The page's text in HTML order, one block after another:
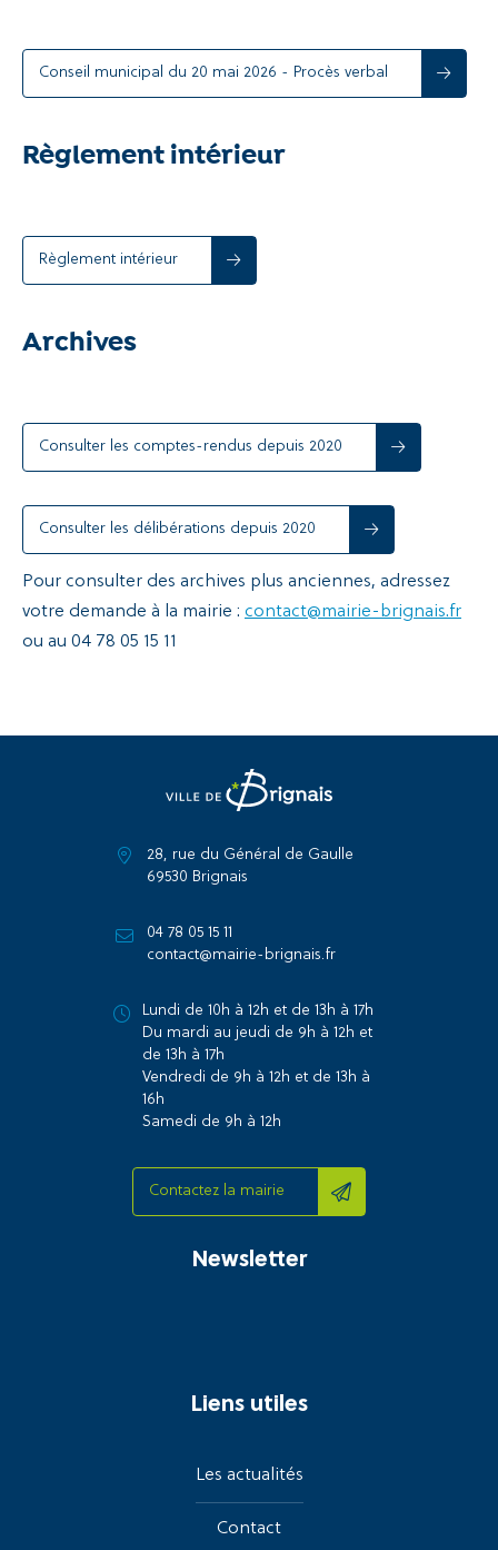
Conseil municipal du 20 mai 2026 - Procès verbal
Règlement intérieur
Règlement intérieur
Archives
Consulter les comptes-rendus depuis 2020
Consulter les délibérations depuis 2020
Pour consulter des archives plus anciennes, adressez
votre demande à la mairie : contact@mairie-brignais.fr
ou au 04 78 05 15 11
28, rue du Général de Gaulle
69530 Brignais
04 78 05 15 11
contact@mairie-brignais.fr
Lundi de 10h à 12h et de 13h à 17h
Du mardi au jeudi de 9h à 12h et
de 13h à 17h
Vendredi de 9h à 12h et de 13h à
16h
Samedi de 9h à 12h
Contactez la mairie
Newsletter
Liens utiles
Les actualités
Contact